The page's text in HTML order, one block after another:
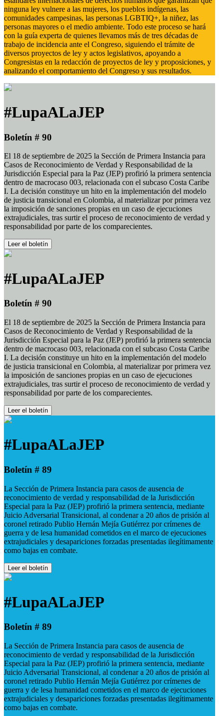
ninguna ley vulnere a las mujeres, los pueblos indígenas, las
comunidades campesinas, las personas LGBTIQ+, la niñez, las
personas mayores o el medio ambiente. Todo este proceso se hará
con la guía experta de quienes llevamos más de tres décadas de
trabajo de incidencia ante el Congreso, siguiendo el trámite de
diversos proyectos de ley y actos legislativos, apoyando a
Congresistas en la redacción de proyectos de ley y proposiciones, y
analizando el comportamiento del Congreso y sus resultados.
#LupaALaJEP
Boletín # 90
El 18 de septiembre de 2025 la Sección de Primera Instancia para
Casos de Reconocimiento de Verdad y Responsabilidad de la
Jurisdicción Especial para la Paz (JEP) profirió la primera sentencia
dentro de macrocaso 003, relacionada con el subcaso Costa Caribe
I. La decisión constituye un hito en la implementación del modelo
de justicia transicional en Colombia, al materializar por primera vez
la imposición de sanciones propias en un caso de ejecuciones
extrajudiciales, tras surtir el proceso de reconocimiento de verdad y
responsabilidad por parte de los comparecientes.
Leer el boletín
#LupaALaJEP
Boletín # 90
El 18 de septiembre de 2025 la Sección de Primera Instancia para
Casos de Reconocimiento de Verdad y Responsabilidad de la
Jurisdicción Especial para la Paz (JEP) profirió la primera sentencia
dentro de macrocaso 003, relacionada con el subcaso Costa Caribe
I. La decisión constituye un hito en la implementación del modelo
de justicia transicional en Colombia, al materializar por primera vez
la imposición de sanciones propias en un caso de ejecuciones
extrajudiciales, tras surtir el proceso de reconocimiento de verdad y
responsabilidad por parte de los comparecientes.
Leer el boletín
#LupaALaJEP
Boletín # 89
La Sección de Primera Instancia para casos de ausencia de
reconocimiento de verdad y responsabilidad de la Jurisdicción
Especial para la Paz (JEP) profirió la primera sentencia, mediante
Juicio Adversarial Transicional, al condenar a 20 años de prisión al
coronel retirado Publio Hernán Mejía Gutiérrez por crímenes de
guerra y de lesa humanidad cometidos en el marco de ejecuciones
extrajudiciales y desapariciones forzadas presentadas ilegítimamente
como bajas en combate.
Leer el boletín
#LupaALaJEP
Boletín # 89
La Sección de Primera Instancia para casos de ausencia de
reconocimiento de verdad y responsabilidad de la Jurisdicción
Especial para la Paz (JEP) profirió la primera sentencia, mediante
Juicio Adversarial Transicional, al condenar a 20 años de prisión al
coronel retirado Publio Hernán Mejía Gutiérrez por crímenes de
guerra y de lesa humanidad cometidos en el marco de ejecuciones
extrajudiciales y desapariciones forzadas presentadas ilegítimamente
como bajas en combate.